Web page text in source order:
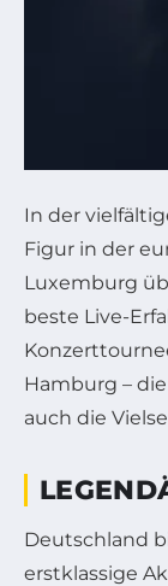
In der
Figur in der
Luxemburg
beste Live-
Hamburg –
auch die
Deutschland
erstklassige